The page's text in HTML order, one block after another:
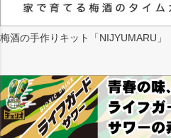
梅酒の手作りキット「NIJYUMARU」